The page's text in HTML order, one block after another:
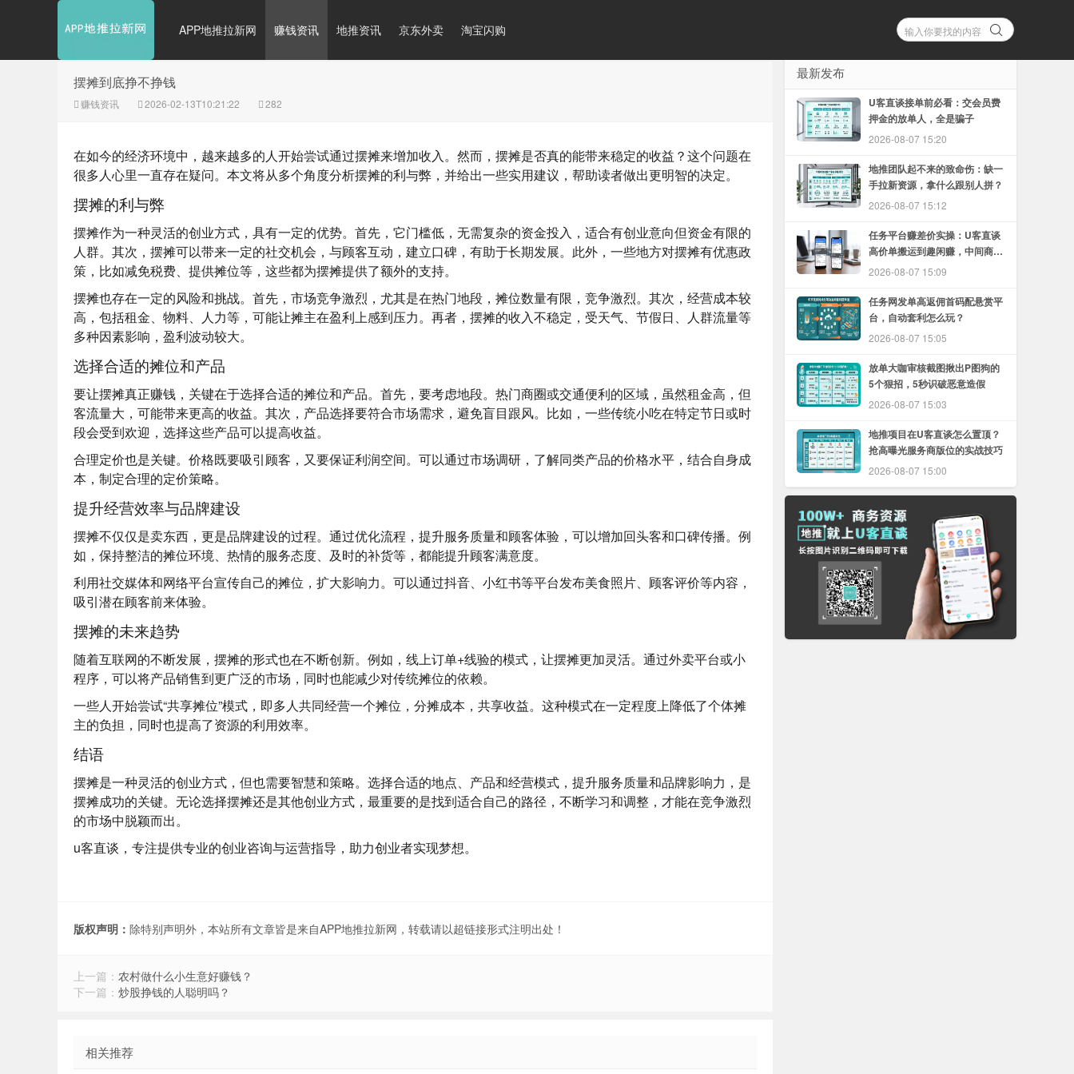
APP地推拉新网 赚钱资讯 地推资讯 京东外卖 淘宝闪购
摆摊到底挣不挣钱
赚钱资讯 2026-02-13T10:21:22 282
在如今的经济环境中，越来越多的人开始尝试通过摆摊来增加收入。然而，摆摊是否真的能带来稳定的收益？这个问题在
很多人心里一直存在疑问。本文将从多个角度分析摆摊的利与弊，并给出一些实用建议，帮助读者做出更明智的决定。
摆摊的利与弊
摆摊作为一种灵活的创业方式，具有一定的优势。首先，它门槛低，无需复杂的资金投入，适合有创业意向但资金有限的
人群。其次，摆摊可以带来一定的社交机会，与顾客互动，建立口碑，有助于长期发展。此外，一些地方对摆摊有优惠政
策，比如减免税费、提供摊位等，这些都为摆摊提供了额外的支持。
摆摊也存在一定的风险和挑战。首先，市场竞争激烈，尤其是在热门地段，摊位数量有限，竞争激烈。其次，经营成本较
高，包括租金、物料、人力等，可能让摊主在盈利上感到压力。再者，摆摊的收入不稳定，受天气、节假日、人群流量等
多种因素影响，盈利波动较大。
选择合适的摊位和产品
要让摆摊真正赚钱，关键在于选择合适的摊位和产品。首先，要考虑地段。热门商圈或交通便利的区域，虽然租金高，但
客流量大，可能带来更高的收益。其次，产品选择要符合市场需求，避免盲目跟风。比如，一些传统小吃在特定节日或时
段会受到欢迎，选择这些产品可以提高收益。
合理定价也是关键。价格既要吸引顾客，又要保证利润空间。可以通过市场调研，了解同类产品的价格水平，结合自身成
本，制定合理的定价策略。
提升经营效率与品牌建设
摆摊不仅仅是卖东西，更是品牌建设的过程。通过优化流程，提升服务质量和顾客体验，可以增加回头客和口碑传播。例
如，保持整洁的摊位环境、热情的服务态度、及时的补货等，都能提升顾客满意度。
利用社交媒体和网络平台宣传自己的摊位，扩大影响力。可以通过抖音、小红书等平台发布美食照片、顾客评价等内容，
吸引潜在顾客前来体验。
摆摊的未来趋势
随着互联网的不断发展，摆摊的形式也在不断创新。例如，线上订单+线验的模式，让摆摊更加灵活。通过外卖平台或小
程序，可以将产品销售到更广泛的市场，同时也能减少对传统摊位的依赖。
一些人开始尝试“共享摊位”模式，即多人共同经营一个摊位，分摊成本，共享收益。这种模式在一定程度上降低了个体摊
主的负担，同时也提高了资源的利用效率。
结语
摆摊是一种灵活的创业方式，但也需要智慧和策略。选择合适的地点、产品和经营模式，提升服务质量和品牌影响力，是
摆摊成功的关键。无论选择摆摊还是其他创业方式，最重要的是找到适合自己的路径，不断学习和调整，才能在竞争激烈
的市场中脱颖而出。
u客直谈 ，专注提供专业的创业咨询与运营指导，助力创业者实现梦想。
版权声明： 除特别声明外，本站所有文章皆是来自APP地推拉新网，转载请以超链接形式注明出处！
上一篇： 农村做什么小生意好赚钱？
下一篇： 炒股挣钱的人聪明吗？
相关推荐
最新发布
U客直谈接单前必看：交会员费
押金的放单人，全是骗子
2026-08-07 15:20
地推团队起不来的致命伤：缺一
手拉新资源，拿什么跟别人拼？
2026-08-07 15:12
任务平台赚差价实操：U客直谈
高价单搬运到趣闲赚，中间商怎
么赚
2026-08-07 15:09
任务网发单高返佣首码配悬赏平
台，自动套利怎么玩？
2026-08-07 15:05
放单大咖审核截图揪出P图狗的
5个狠招，5秒识破恶意造假
2026-08-07 15:03
地推项目在U客直谈怎么置顶？
抢高曝光服务商版位的实战技巧
2026-08-07 15:00